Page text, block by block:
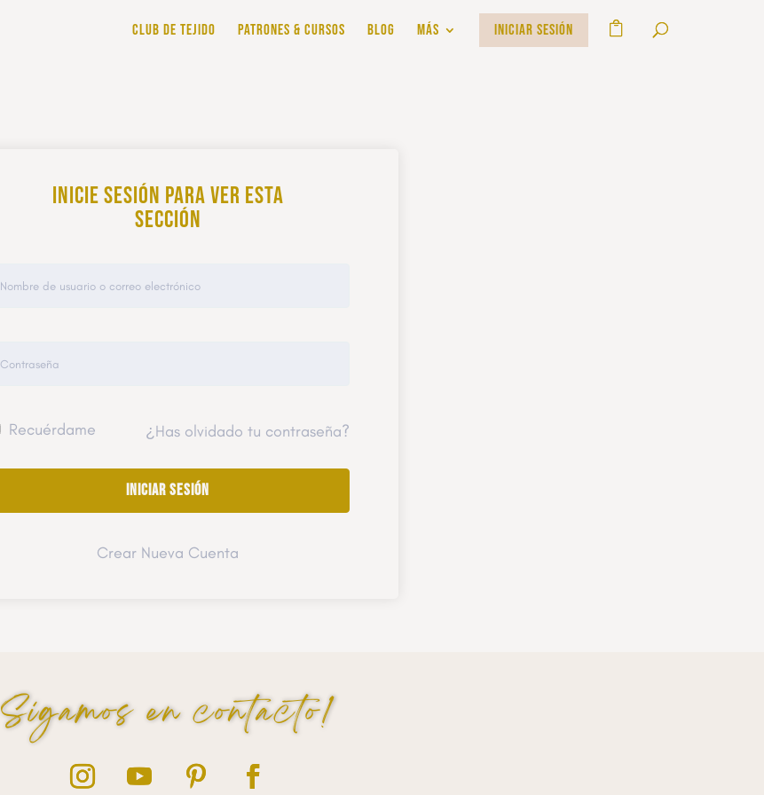
CLUB DE TEJIDO PATRONES & CURSOS BLOG MÁS INICIAR SESIÓN
Inicie sesión para ver esta
sección
Recuérdame ¿Has olvidado tu contraseña?
Crear Nueva Cuenta
Sigamos en contacto!